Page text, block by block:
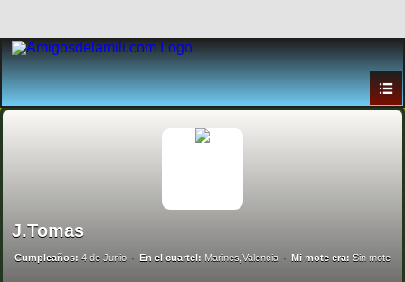
J.Tomas
Cumpleaños: 4 de Junio En el cuartel: Marines,Valencia Mi mote era: Sin mote